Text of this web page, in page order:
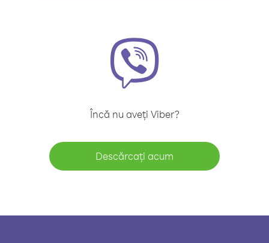
Încă nu aveți Viber?
Descărcați acum